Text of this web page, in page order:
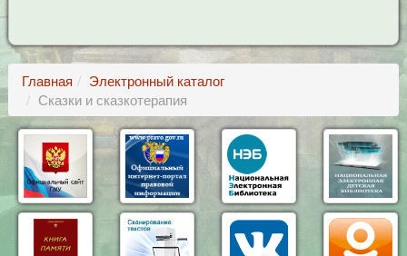
Главная
Электронный каталог
Сказки и сказкотерапия